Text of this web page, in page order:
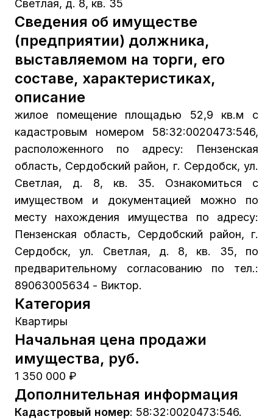
Светлая, д. 8, кв. 35
Сведения об имуществе
(предприятии) должника,
выставляемом на торги, его
составе, характеристиках,
описание
жилое помещение площадью 52,9 кв.м с
кадастровым номером 58:32:0020473:546,
расположенного по адресу: Пензенская
область, Сердобский район, г. Сердобск, ул.
Светлая, д. 8, кв. 35. Ознакомиться с
имуществом и документацией можно по
месту нахождения имущества по адресу:
Пензенская область, Сердобский район, г.
Сердобск, ул. Светлая, д. 8, кв. 35, по
предварительному согласованию по тел.:
89063005634 - Виктор.
Категория
Квартиры
Начальная цена продажи
имущества, руб.
1 350 000 ₽
Дополнительная информация
Кадастровый номер: 58:32:0020473:546.